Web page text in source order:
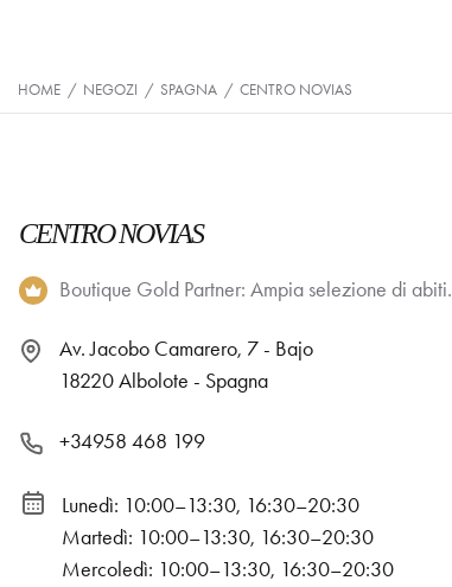
HOME / NEGOZI / SPAGNA / CENTRO NOVIAS
CENTRO NOVIAS
Boutique Gold Partner: Ampia selezione di abiti.
Av. Jacobo Camarero, 7 - Bajo
18220 Albolote - Spagna
+34958 468 199
Lunedì: 10:00–13:30, 16:30–20:30
Martedì: 10:00–13:30, 16:30–20:30
Mercoledì: 10:00–13:30, 16:30–20:30